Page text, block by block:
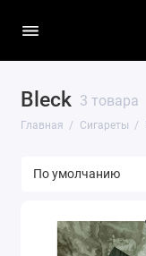
Bleck 3 товара
Главная Сигареты